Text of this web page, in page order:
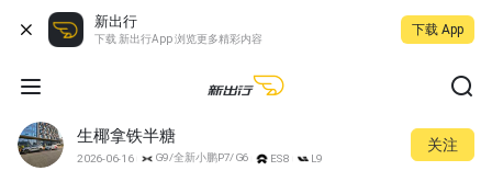
新出行
下载 新出行App 浏览更多精彩内容
下载 App
生椰拿铁半糖
2026-06-16 G9/全新小鹏P7/G6 ES8 L9
关注